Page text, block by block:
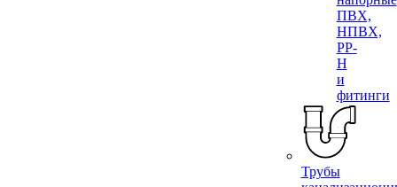
ПВХ,
НПВХ,
PP-
H
и
фитинги
Трубы